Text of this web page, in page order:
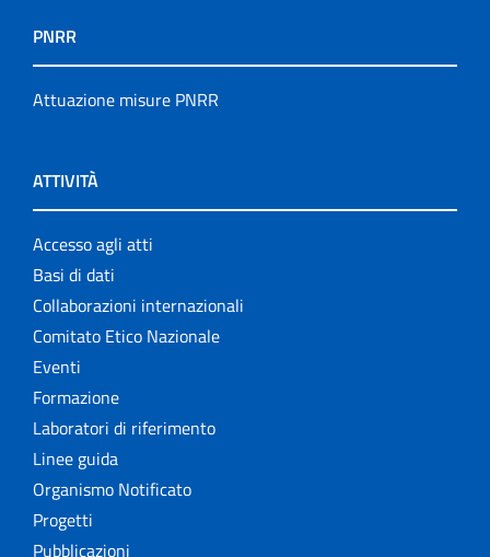
PNRR
Attuazione misure PNRR
ATTIVITÀ
Accesso agli atti
Basi di dati
Collaborazioni internazionali
Comitato Etico Nazionale
Eventi
Formazione
Laboratori di riferimento
Linee guida
Organismo Notificato
Progetti
Pubblicazioni